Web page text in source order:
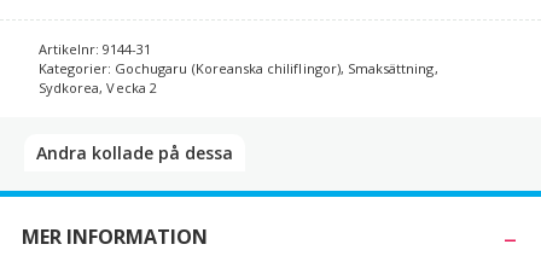
Artikelnr: 9144-31
Kategorier: Gochugaru (Koreanska chiliflingor), Smaksättning,
Sydkorea,Vecka 2
Andra kollade på dessa​
MER INFORMATION